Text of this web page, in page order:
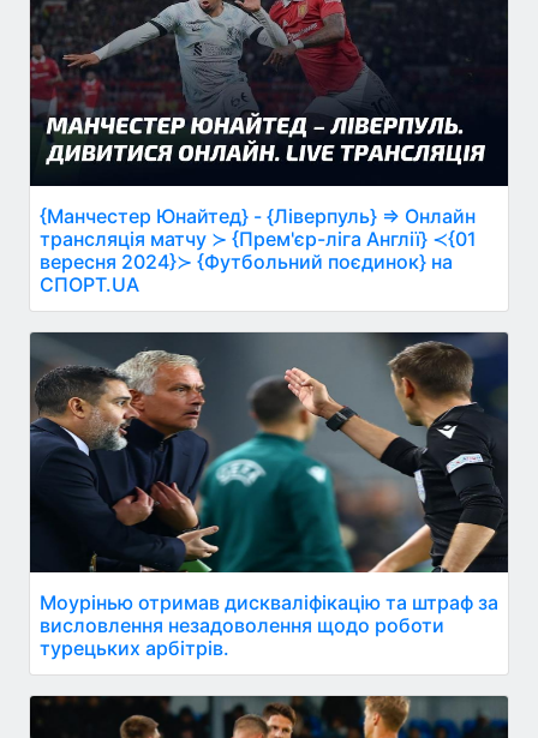
{Манчестер Юнайтед} - {Ліверпуль} ⇒ Онлайн
трансляція матчу ≻ {Прем'єр-ліга Англії} ≺{01
вересня 2024}≻ {Футбольний поєдинок} на
СПОРТ.UA
Моурінью отримав дискваліфікацію та штраф за
висловлення незадоволення щодо роботи
турецьких арбітрів.